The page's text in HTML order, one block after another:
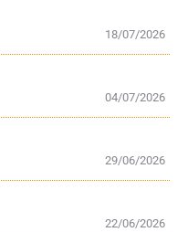
18/07/2026
04/07/2026
29/06/2026
22/06/2026